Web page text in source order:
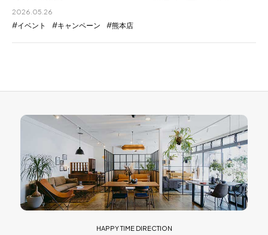
2026.05.26
イベント キャンペーン 熊本店
HAPPY TIME DIRECTION